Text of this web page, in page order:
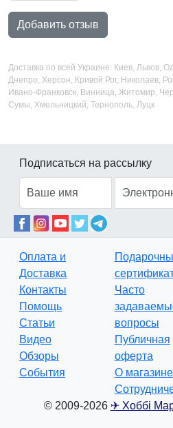
Добавить отзыв
Доставка по всей Украине: Киев, Львов,
Днепро, Херсон, Кривой Рог, Николаев,
Ивано-Франковск, Винница, Житомир,
Сумы, Хмельницкий, Тернополь, Луцк
Подписаться на рассылку
Оплата и
Доставка
Контакты
Помощь
Статьи
Видео
Обзоры
События
Часто
вопросы
Публичная
оферта
О магазине
© 2009-2026 ✈ Хоббі